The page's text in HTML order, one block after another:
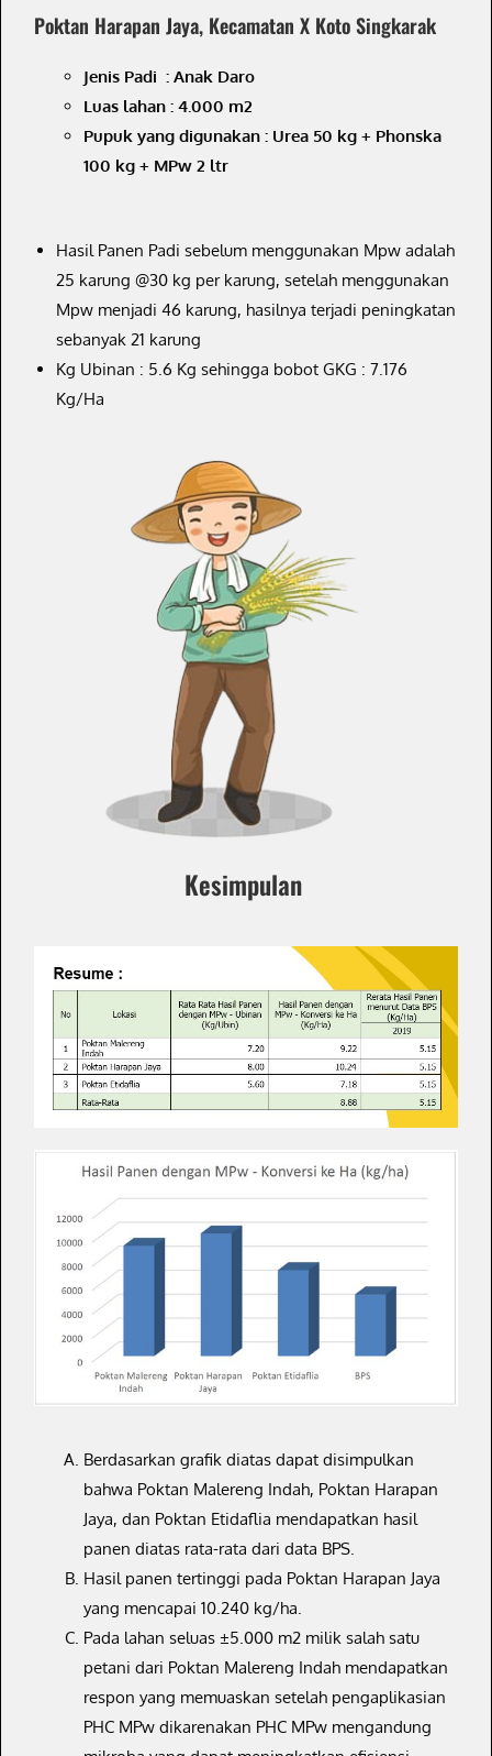
Poktan Harapan Jaya, Kecamatan X Koto Singkarak
Jenis Padi : Anak Daro
Luas lahan : 4.000 m2
Pupuk yang digunakan : Urea 50 kg + Phonska
100 kg + MPw 2 ltr
Hasil Panen Padi sebelum menggunakan Mpw adalah
25 karung @30 kg per karung, setelah menggunakan
Mpw menjadi 46 karung, hasilnya terjadi peningkatan
sebanyak 21 karung
Kg Ubinan : 5.6 Kg sehingga bobot GKG : 7.176
Kg/Ha
Kesimpulan
Berdasarkan grafik diatas dapat disimpulkan
bahwa Poktan Malereng Indah, Poktan Harapan
Jaya, dan Poktan Etidaflia mendapatkan hasil
panen diatas rata-rata dari data BPS.
Hasil panen tertinggi pada Poktan Harapan Jaya
yang mencapai 10.240 kg/ha.
Pada lahan seluas ±5.000 m2 milik salah satu
petani dari Poktan Malereng Indah mendapatkan
respon yang memuaskan setelah pengaplikasian
PHC MPw dikarenakan PHC MPw mengandung